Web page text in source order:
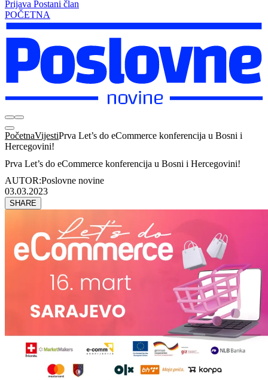
Prijava Postani član
POČETNA
PočetnaVijestiPrva Let’s do eCommerce konferencija u Bosni i
Hercegovini!
Prva Let’s do eCommerce konferencija u Bosni i Hercegovini!
AUTOR:Poslovne novine
03.03.2023
SHARE